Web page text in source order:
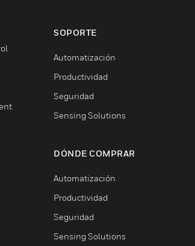
SOPORTE
Automatización
Productividad
Seguridad
Sensing Solutions
DÓNDE COMPRAR
Automatización
Productividad
Seguridad
Sensing Solutions